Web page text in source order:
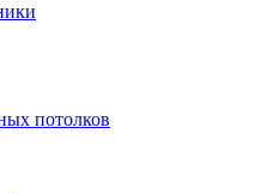
потолков